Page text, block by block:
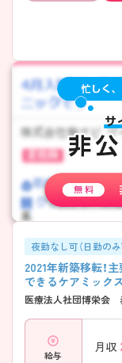
夜勤なし可（日勤のみ
2021年新築移転！
できるケアミック
医療法人社団博栄会
給与
月収